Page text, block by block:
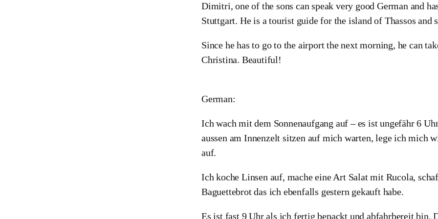
Dimitri, one of the sons can speak very good German and
Stuttgart. He is a tourist guide for the island of Thassos and
Since he has to go to the airport the next morning, he can
Christina. Beautiful!
German:
Ich wach mit dem Sonnenaufgang auf – es ist ungefähr 6
aussen am Innenzelt sitzen auf mich warten, lege ich mich
auf.
Ich koche Linsen auf, mache eine Art Salat mit Rucola,
Baguettebrot das ich ebenfalls gestern gekauft habe.
Es ist fast 9 Uhr als ich fertig bepackt und abfahrbereit bin.